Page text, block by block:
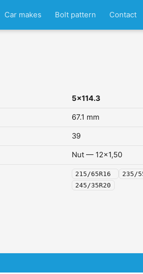
Car makes Bolt pattern Contact
5x114.3
67.1 mm
39
Nut — 12x1,50
215/65R16 235/
245/35R20